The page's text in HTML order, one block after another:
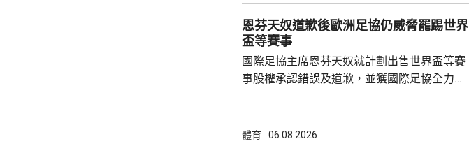
申，對恩芬天奴擔任國際足協主席已失去信
心，只要他繼續留任，將抵制未來的世界盃...
恩芬天奴道歉後歐洲足協仍威脅罷踢世界
盃等賽事
國際足協主席恩芬天奴就計劃出售世界盃等賽
事股權承認錯誤及道歉，並獲國際足協全力支
確條件，第一是撤回出售賽事股權的提議，第
體育 06.08.2026